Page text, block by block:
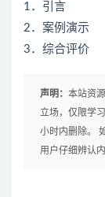
1．引言
2．案例演示
3．综合评价
声明： 本站资
立场，仅限学
小时内删除。
用户仔细辨认